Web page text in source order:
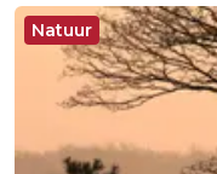
Natuur